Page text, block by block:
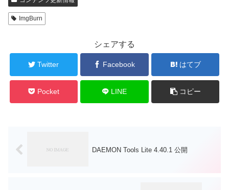
ImgBurn
シェアする
Twitter Facebook はてブ
Pocket LINE コピー
DAEMON Tools Lite 4.40.1 公開